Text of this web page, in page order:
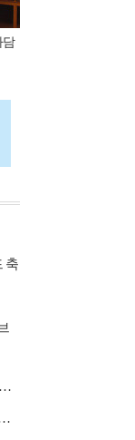
담
축
'미우새' 현봉식, 디저트 카페→네일숍 방문…뼈족발 맛...
드 이강인 vs 맨시티, '쿠플 시리즈'...